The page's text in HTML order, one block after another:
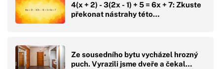
4(x + 2) - 3(2x - 1) + 5 = 6x + 7: Zkuste
překonat nástrahy této…
Ze sousedního bytu vycházel hrozný
puch. Vyrazili jsme dveře a čekal…